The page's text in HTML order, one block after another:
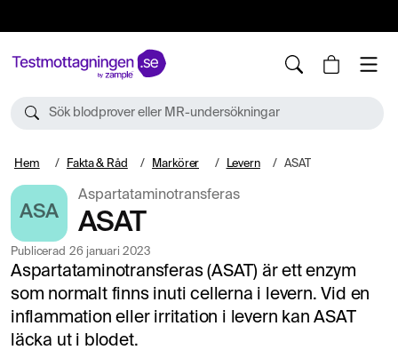
Sök blodprover eller MR-undersökningar
Hem Fakta & Råd Markörer Levern ASAT
ASA
Aspartataminotransferas
ASAT
Publicerad 26 januari 2023
Aspartataminotransferas (ASAT) är ett enzym
som normalt finns inuti cellerna i levern. Vid en
inflammation eller irritation i levern kan ASAT
läcka ut i blodet.